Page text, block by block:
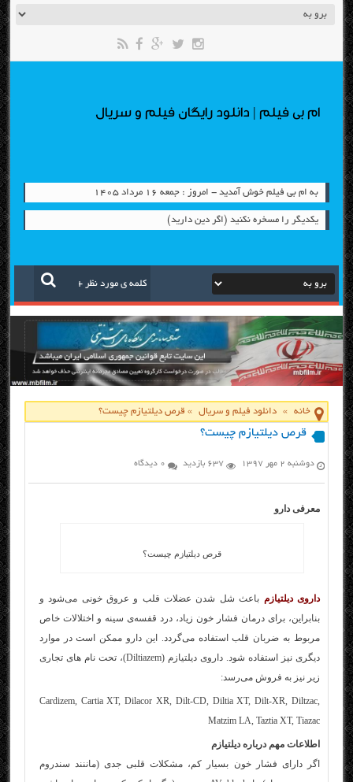
ام بی فیلم | دانلود رایگان فیلم و سریال
به ام بی فیلم خوش آمدید - امروز : جمعه ۱۶ مرداد ۱۴۰۵
یكدیگر را مسخره نكنید (اگر دین دارید)
خانه » دانلود فیلم و سریال » قرص دیلتیازم چیست؟
قرص دیلتیازم چیست؟
دوشنبه ۲ مهر ۱۳۹۷ 637 بازدید 0 دیدگاه
معرفی دارو
قرص دیلتیازم چیست؟
داروی دیلتیازم باعث شل شدن عضلات قلب و عروق خونی می‌شود و
بنابراین، برای درمان فشار خون زیاد، درد قفسه‌ی سینه و اختلالات خاص
مربوط به ضربان قلب استفاده می‌گردد. این دارو ممکن است در موارد
دیگری نیز استفاده شود. داروی دیلتیازم (Diltiazem)، تحت نام های تجاری
زیر نیز به فروش می‌رسد:
Cardizem, Cartia XT, Dilacor XR, Dilt-CD, Diltia XT, Dilt-XR, Diltzac,
Matzim LA, Taztia XT, Tiazac
اطلاعات مهم درباره دیلتیازم
اگر دارای فشار خون بسیار کم، مشکلات قلبی جدی (ماننند سندروم